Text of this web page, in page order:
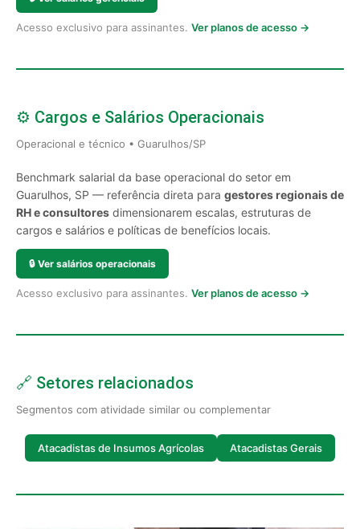
Acesso exclusivo para assinantes. Ver planos de acesso →
⚙️ Cargos e Salários Operacionais
Operacional e técnico • Guarulhos/SP
Benchmark salarial da base operacional do setor em
Guarulhos, SP — referência direta para gestores regionais de
RH e consultores dimensionarem escalas, estruturas de
cargos e salários e políticas de benefícios locais.
🔒 Ver salários operacionais
Acesso exclusivo para assinantes. Ver planos de acesso →
🔗 Setores relacionados
Segmentos com atividade similar ou complementar
Atacadistas de Insumos Agrícolas Atacadistas Gerais